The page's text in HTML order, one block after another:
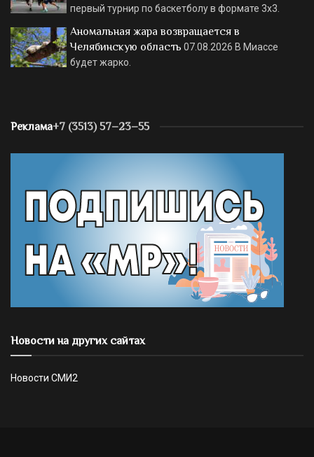
первый турнир по баскетболу в формате 3х3.
Аномальная жара возвращается в
Челябинскую область 07.08.2026 В Миассе
будет жарко.
Реклама+7 (3513) 57–23–55
Новости на других сайтах
Новости СМИ2